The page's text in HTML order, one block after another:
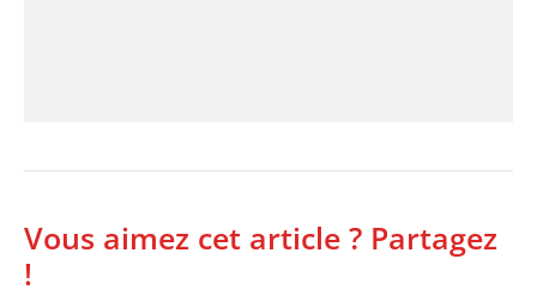
Vous aimez cet article ? Partagez
!